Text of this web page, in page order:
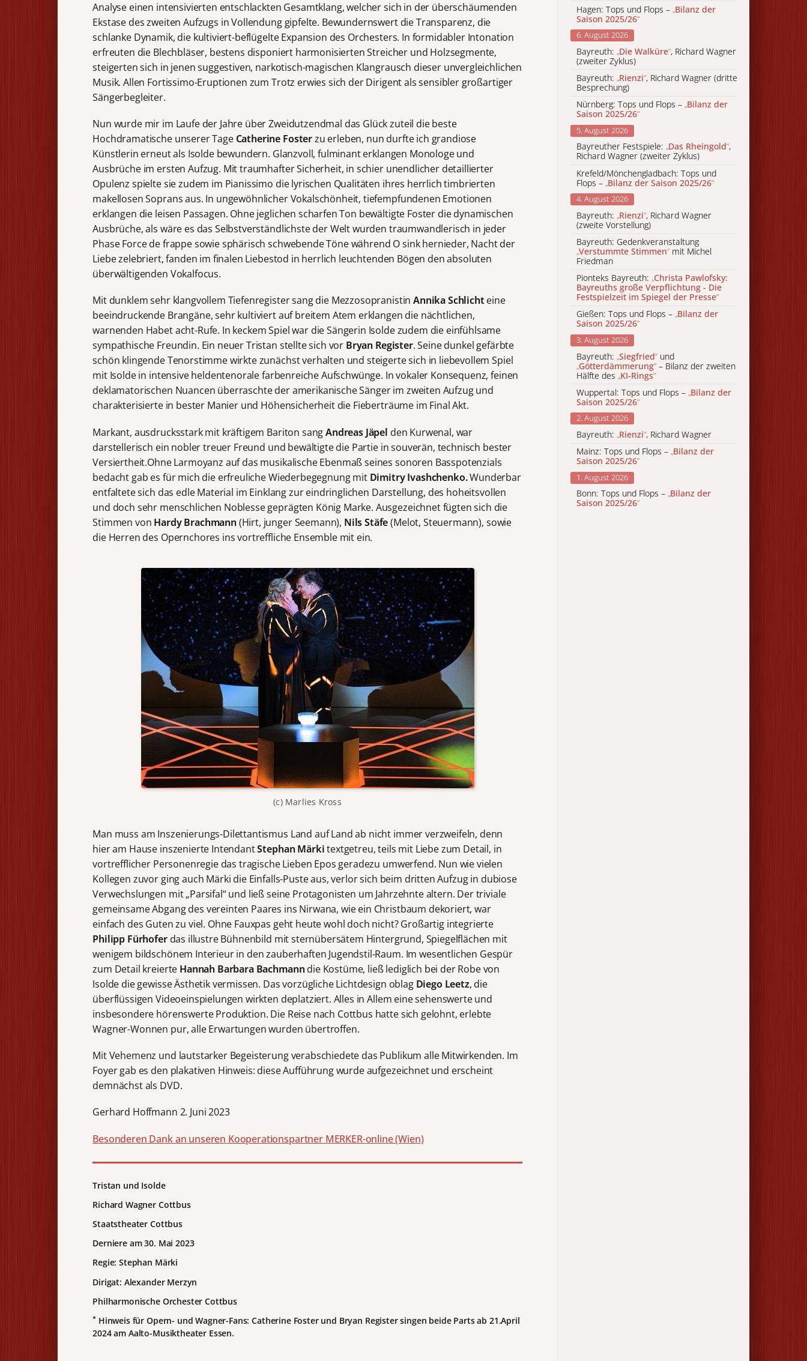
Analyse einen intensivierten entschlackten Gesamtklang, welcher sich in der überschäumenden
Ekstase des zweiten Aufzugs in Vollendung gipfelte. Bewundernswert die Transparenz, die
schlanke Dynamik, die kultiviert-beflügelte Expansion des Orchesters. In formidabler Intonation
erfreuten die Blechbläser, bestens disponiert harmonisierten Streicher und Holzsegmente,
steigerten sich in jenen suggestiven, narkotisch-magischen Klangrausch dieser unvergleichlichen
Musik. Allen Fortissimo-Eruptionen zum Trotz erwies sich der Dirigent als sensibler großartiger
Sängerbegleiter.
Nun wurde mir im Laufe der Jahre über Zweidutzendmal das Glück zuteil die beste
Hochdramatische unserer Tage Catherine Fosterzu erleben, nun durfte ich grandiose
Künstlerin erneut als Isolde bewundern. Glanzvoll, fulminant erklangen Monologe und
Ausbrüche im ersten Aufzug. Mit traumhafter Sicherheit, in schier unendlicher detaillierter
Opulenz spielte sie zudem im Pianissimo die lyrischen Qualitäten ihres herrlich timbrierten
makellosen Soprans aus. In ungewöhnlicher Vokalschönheit, tiefempfundenen Emotionen
erklangen die leisen Passagen. Ohne jeglichen scharfen Ton bewältigte Foster die dynamischen
Ausbrüche, als wäre es das Selbstverständlichste der Welt wurden traumwandlerisch in jeder
Phase Force de frappe sowie sphärisch schwebende Töne während O sink hernieder, Nacht der
Liebe zelebriert, fanden im finalen Liebestod in herrlich leuchtenden Bögen den absoluten
überwältigenden Vokalfocus.
Mit dunklem sehr klangvollem Tiefenregister sang die MezzosopranistinAnnika Schlichteine
beeindruckende Brangäne, sehr kultiviert auf breitem Atem erklangen die nächtlichen,
warnenden Habet acht-Rufe. In keckem Spiel war die Sängerin Isolde zudem die einfühlsame
sympathische Freundin. Ein neuer Tristan stellte sich vor Bryan Register. Seine dunkel gefärbte
schön klingende Tenorstimme wirkte zunächst verhalten und steigerte sich in liebevollem Spiel
mit Isolde in intensive heldentenorale farbenreiche Aufschwünge. In vokaler Konsequenz, feinen
deklamatorischen Nuancen überraschte der amerikanische Sänger im zweiten Aufzug und
charakterisierte in bester Manier und Höhensicherheit die Fieberträume im Final Akt.
Markant, ausdrucksstark mit kräftigem Bariton sangAndreas Jäpel den Kurwenal, war
darstellerisch ein nobler treuer Freund und bewältigte die Partie in souverän, technisch bester
Versiertheit.Ohne Larmoyanz auf das musikalische Ebenmaß seines sonoren Basspotenzials
bedacht gab es für mich die erfreuliche Wiederbegegnung mit Dimitry Ivashchenko.Wunderbar
entfaltete sich das edle Material im Einklang zur eindringlichen Darstellung, des hoheitsvollen
und doch sehr menschlichen Noblesse geprägten König Marke. Ausgezeichnet fügten sich die
Stimmen von Hardy Brachmann(Hirt, junger Seemann), Nils Stäfe(Melot, Steuermann), sowie
die Herren des Opernchores ins vortreffliche Ensemble mit ein.
(c) Marlies Kross
Man muss am Inszenierungs-Dilettantismus Land auf Land ab nicht immer verzweifeln, denn
hier am Hause inszenierte IntendantStephan Märkitextgetreu, teils mit Liebe zum Detail, in
vortrefflicher Personenregie das tragische Lieben Epos geradezu umwerfend. Nun wie vielen
Kollegen zuvor ging auch Märki die Einfalls-Puste aus, verlor sich beim dritten Aufzug in dubiose
Verwechslungen mit „Parsifal“ und ließ seine Protagonisten um Jahrzehnte altern. Der triviale
gemeinsame Abgang des vereinten Paares ins Nirwana, wie ein Christbaum dekoriert, war
einfach des Guten zu viel. Ohne Fauxpas geht heute wohl doch nicht? Großartig integrierte
Philipp Fürhoferdas illustre Bühnenbild mit sternübersätem Hintergrund, Spiegelflächen mit
wenigem bildschönem Interieur in den zauberhaften Jugendstil-Raum. Im wesentlichen Gespür
zum Detail kreierte Hannah Barbara Bachmanndie Kostüme, ließ lediglich bei der Robe von
Isolde die gewisse Ästhetik vermissen. Das vorzügliche Lichtdesign oblag Diego Leetz, die
überflüssigen Videoeinspielungen wirkten deplatziert. Alles in Allem eine sehenswerte und
insbesondere hörenswerte Produktion. Die Reise nach Cottbus hatte sich gelohnt, erlebte
Wagner-Wonnen pur, alle Erwartungen wurden übertroffen.
Mit Vehemenz und lautstarker Begeisterung verabschiedete das Publikum alle Mitwirkenden. Im
Foyer gab es den plakativen Hinweis: diese Aufführung wurde aufgezeichnet und erscheint
demnächst als DVD.
Gerhard Hoffmann 2. Juni 2023
Besonderen Dank an unseren Kooperationspartner MERKER-online (Wien)
Tristan und Isolde
Richard Wagner Cottbus
Staatstheater Cottbus
Derniere am 30. Mai 2023
Regie: Stephan Märki
Dirigat: Alexander Merzyn
Philharmonische Orchester Cottbus
* Hinweis für Opern- und Wagner-Fans: Catherine Foster und Bryan Register singen beide Parts ab 21.April
2024 am Aalto-Musiktheater Essen.
Hagen: Tops und Flops – „Bilanz der
Saison 2025/26“
6. August 2026
Bayreuth: „Die Walküre“, Richard Wagner
(zweiter Zyklus)
Bayreuth: „Rienzi“, Richard Wagner (dritte
Besprechung)
Nürnberg: Tops und Flops – „Bilanz der
Saison 2025/26“
5. August 2026
Bayreuther Festspiele: „Das Rheingold“,
Richard Wagner (zweiter Zyklus)
Krefeld/Mönchengladbach: Tops und
Flops – „Bilanz der Saison 2025/26“
4. August 2026
Bayreuth: „Rienzi“, Richard Wagner
(zweite Vorstellung)
Bayreuth: Gedenkveranstaltung
„Verstummte Stimmen“ mit Michel
Friedman
Pionteks Bayreuth: „Christa Pawlofsky:
Bayreuths große Verpflichtung - Die
Festspielzeit im Spiegel der Presse“
Gießen: Tops und Flops – „Bilanz der
Saison 2025/26“
3. August 2026
Bayreuth: „Siegfried“ und
„Götterdämmerung“ – Bilanz der zweiten
Hälfte des „KI-Rings“
Wuppertal: Tops und Flops – „Bilanz der
Saison 2025/26“
2. August 2026
Bayreuth: „Rienzi“, Richard Wagner
Mainz: Tops und Flops – „Bilanz der
Saison 2025/26“
1. August 2026
Bonn: Tops und Flops – „Bilanz der
Saison 2025/26“